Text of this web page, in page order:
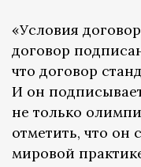
«Условия
договор
что договор
И он
не только
отметить, что он
мировой